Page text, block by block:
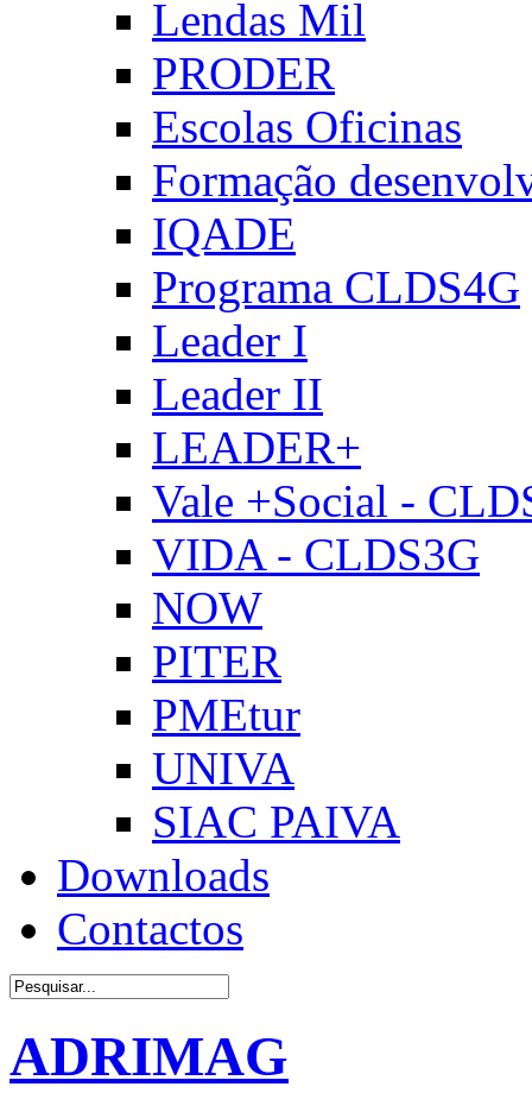
Lendas Mil
PRODER
Escolas Oficinas
Formação
IQADE
Programa CLDS4G
Leader I
Leader II
LEADER+
Vale +Social -
VIDA - CLDS3G
NOW
PITER
PMEtur
UNIVA
SIAC PAIVA
Downloads
Contactos
ADRIMAG